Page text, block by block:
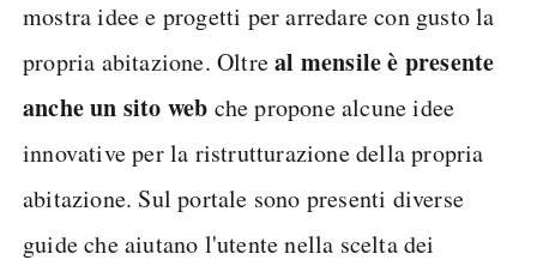
mostra idee e progetti per arredare con gusto la
propria abitazione. Oltreal mensile è presente
anche un sito web che propone alcune idee
innovative per la ristrutturazione della propria
abitazione. Sul portale sono presenti diverse
guide che aiutano l'utente nella scelta dei